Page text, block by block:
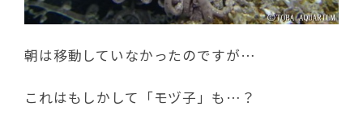
朝は移動していなかったのですが…
これはもしかして「モヅ子」も…？